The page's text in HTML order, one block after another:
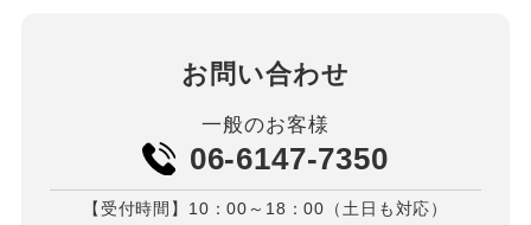
お問い合わせ
一般のお客様
06-6147-7350
【受付時間】10：00～18：00（土日も対応）